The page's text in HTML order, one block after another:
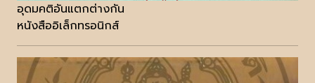
อุดมคติอันแตกต่างกัน
หนังสืออิเล็กทรอนิกส์